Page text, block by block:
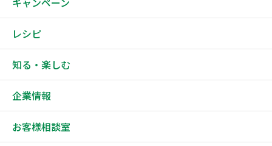
レシピ
知る・楽しむ
企業情報
お客様相談室